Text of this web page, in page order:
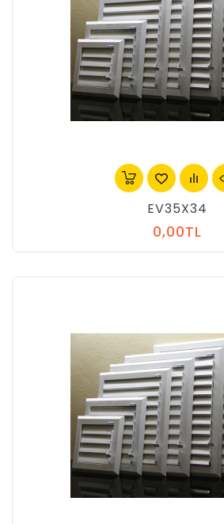
EV35X34
0,00TL